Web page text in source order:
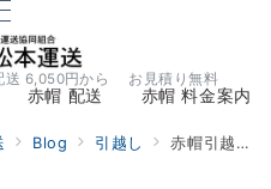
送 6,050円から お見積り無料
赤帽 配送 赤帽 料金案内
Blog 引越し 赤帽引越しの特徴について